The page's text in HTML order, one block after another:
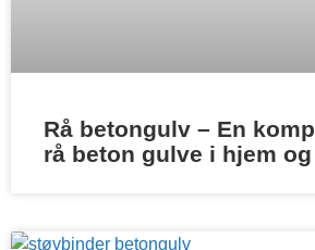
Rå betongulv – En
rå beton gulve i hjem